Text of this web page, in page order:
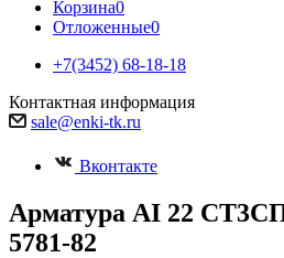
Корзина0
Отложенные0
+7(3452) 68-18-18
Контактная информация
sale@enki-tk.ru
Вконтакте
Арматура АI 22
5781-82